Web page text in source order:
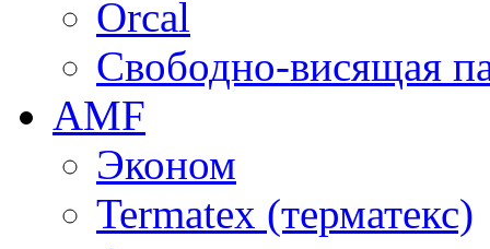
Orcal
Свободно-висящая
AMF
Эконом
Termatex (терматекс)